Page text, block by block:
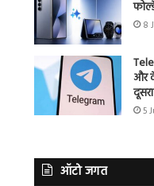
8
और
5
ऑटो जगत